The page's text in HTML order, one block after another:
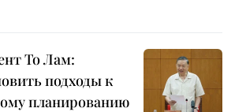
То Лам:
подходы к
планированию